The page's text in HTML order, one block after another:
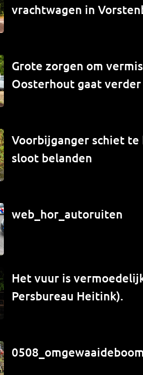
vrachtwagen in
Grote zorgen om
Oosterhout gaat verder
Voorbijganger schiet
sloot belanden
web_hor_autoruiten
Het vuur is
Persbureau Heitink).
0508_omgewaaideboom